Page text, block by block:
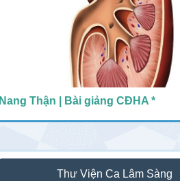
Nang Thận | Bài giảng CĐHA *
Thư Viện Ca Lâm Sàng